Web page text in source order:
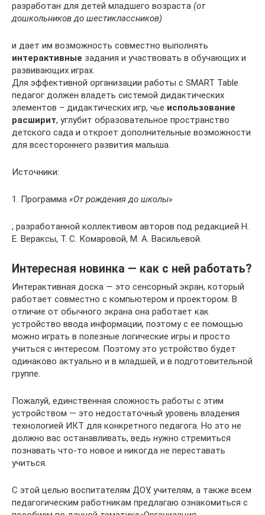
разработан для детей младшего возраста (от
дошкольников до шестиклассников)
и дает им возможность совместно выполнять
интерактивные задания и участвовать в обучающих и
развивающих играх.
Для эффективной организации работы с SMART Table
педагог должен владеть системой дидактических
элементов – дидактических игр, чье использование
расширит, углубит образовательное пространство
детского сада и откроет дополнительные возможности
для всестороннего развития малыша.
Источники:
1. Программа «От рождения до школы»
, разработанной коллективом авторов под редакцией Н.
Е. Вераксы, Т. С. Комаровой, М. А. Васильевой.
Интересная новинка — как с ней работать?
Интерактивная доска — это сенсорный экран, который
работает совместно с компьютером и проектором. В
отличие от обычного экрана она работает как
устройство ввода информации, поэтому с ее помощью
можно играть в полезные логические игры и просто
учиться с интересом. Поэтому это устройство будет
одинаково актуально и в младшей, и в подготовительной
группе.
Пожалуй, единственная сложность работы с этим
устройством — это недостаточный уровень владения
технологией ИКТ для конкретного педагога. Но это не
должно вас останавливать, ведь нужно стремиться
познавать что-то новое и никогда не переставать
учиться.
С этой целью воспитателям ДОУ, учителям, а также всем
педагогическим работникам предлагаю ознакомиться с